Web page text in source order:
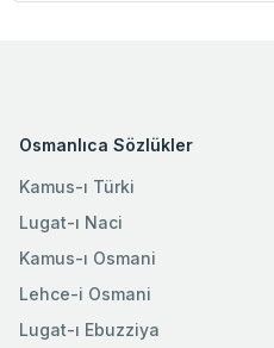
Osmanlıca Sözlükler
Kamus-ı Türki
Lugat-ı Naci
Kamus-ı Osmani
Lehce-i Osmani
Lugat-ı Ebuzziya